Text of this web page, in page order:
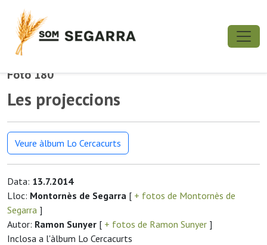
Foto 180
Les projeccions
Veure àlbum Lo Cercacurts
Data: 13.7.2014
Lloc: Montornès de Segarra [ + fotos de Montornès de
Segarra ]
Autor: Ramon Sunyer [ + fotos de Ramon Sunyer ]
Inclosa a l'àlbum Lo Cercacurts